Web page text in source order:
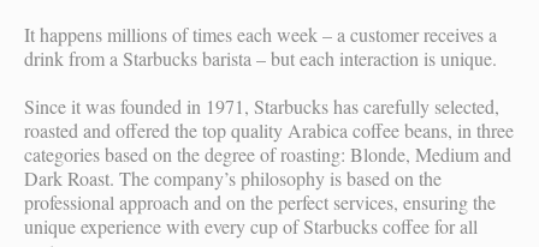
It happens millions of times each week – a customer receives a
drink from a Starbucks barista – but each interaction is unique.
Since it was founded in 1971, Starbucks has carefully selected,
roasted and offered the top quality Arabica coffee beans, in three
categories based on the degree of roasting: Blonde, Medium and
Dark Roast. The company’s philosophy is based on the
professional approach and on the perfect services, ensuring the
unique experience with every cup of Starbucks coffee for all